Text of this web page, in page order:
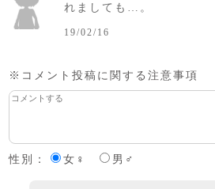
れましても…。
19/02/16
※コメント投稿に関する注意事項
性別：
女♀ 男♂